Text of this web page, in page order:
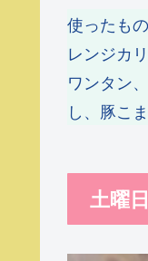
使ったも
レンジカ
ワンタン
し、豚こ
土曜日